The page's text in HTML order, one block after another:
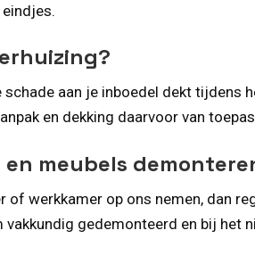
aan je inboedel dekt
en dekking daarvoor van
meubels
of werkkamer op ons nemen, dan
gedemonteerd en bij